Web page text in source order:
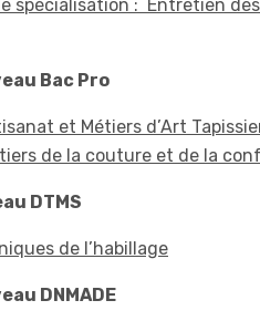
spécialisation : Entretien
Bac Pro
et Métiers d’Art
de la couture et de la
DTMS
de l’habillage
DNMADE